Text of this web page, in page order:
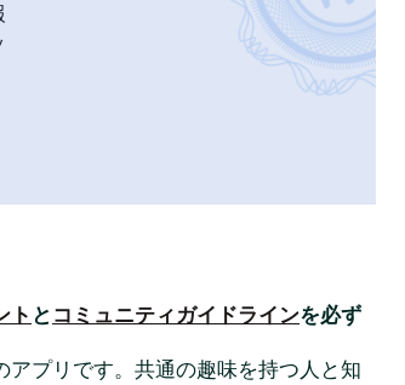
ト と コミュニティガイドラインを必ず
プリです。共通の趣味を持つ人と知